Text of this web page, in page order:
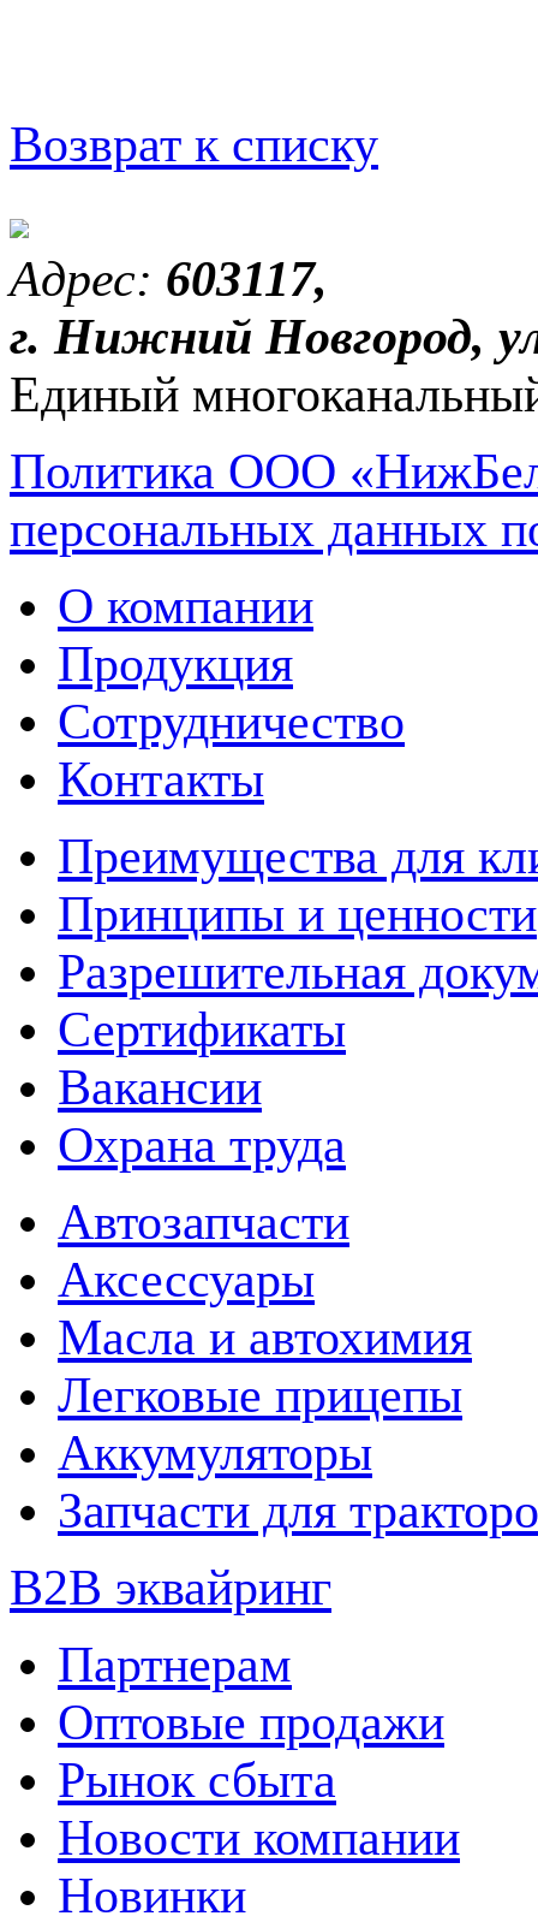
Возврат к списку
Адрес: 603117,
г. Нижний Новгород,
Единый
Политика ООО
персональных данных
О компании
Продукция
Сотрудничество
Контакты
Преимущества для
Принципы и ценности
Разрешительная
Сертификаты
Вакансии
Охрана труда
Автозапчасти
Аксессуары
Масла и автохимия
Легковые прицепы
Аккумуляторы
Запчасти для
B2B эквайринг
Партнерам
Оптовые продажи
Рынок сбыта
Новости компании
Новинки